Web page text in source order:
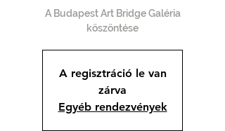
A Budapest Art Bridge Galéria
köszöntése
A regisztráció le van
zárva
Egyéb rendezvények